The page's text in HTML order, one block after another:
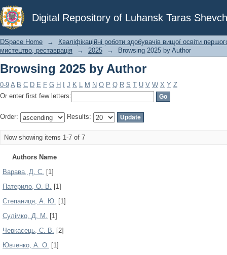
Digital Repository of Luhansk Taras
Browsing 2025 by Author
DSpace Home →
Кваліфікаційні роботи здобувачів вищої освіти
мистецтво, реставрація
→ 2025 → Browsing 2025 by Author
Browsing 2025 by Author
0-9 A B C D E F G H J K L M N O P Q R S T U V W X Y Z
Or enter first few letters:
Order: Results:
Now showing items 1-7 of 7
Authors Name
Варава, Д. С. [1]
Патерило, О. В. [1]
Степаниця, А. Ю. [1]
Сулімко, Д. М. [1]
Черкасець, С. В. [2]
Ювченко, А. О. [1]